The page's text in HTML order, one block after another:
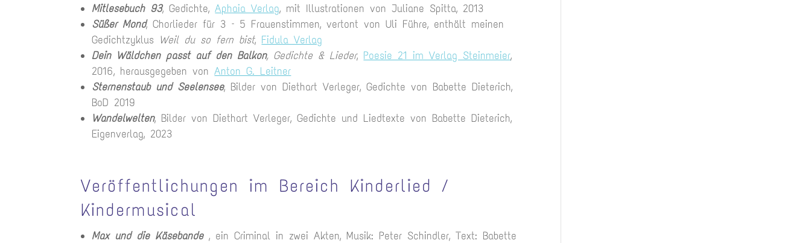
Mitlesebuch 93, Gedichte,Aphaia Verlag, mit Illustrationen von Juliane Spitta, 2013
Süßer Mond, Chorlieder für 3 – 5 Frauenstimmen, vertont von Uli Führe, enthält meinen
Gedichtzyklus Weil du so fern bist, Fidula Verlag
Dein Wäldchen passt auf den Balkon, Gedichte & Lieder, Poesie 21 im Verlag Steinmeier,
2016, herausgegeben vonAnton G. Leitner
Sternenstaub und Seelensee, Bilder von Diethart Verleger, Gedichte von Babette Dieterich,
BoD 2019
Wandelwelten, Bilder von Diethart Verleger, Gedichte und Liedtexte von Babette Dieterich,
Eigenverlag, 2023
Veröffentlichungen im Bereich Kinderlied /
Kindermusical
Max und die Käsebande , ein Criminal in zwei Akten, Musik: Peter Schindler, Text: Babette